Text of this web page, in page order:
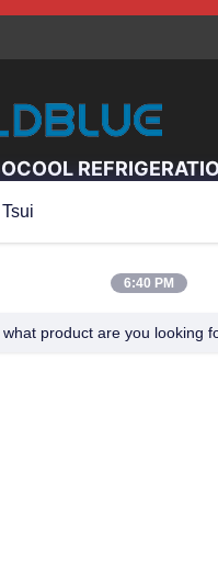
আমাদের
মান নিয়ন্ত্রণ
6:40 PM
product are you looking